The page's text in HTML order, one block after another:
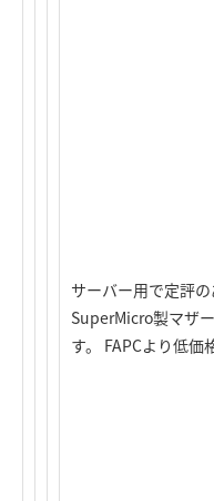
サーバー用で定評
SuperMicro製マザ
す。 FAPCより低